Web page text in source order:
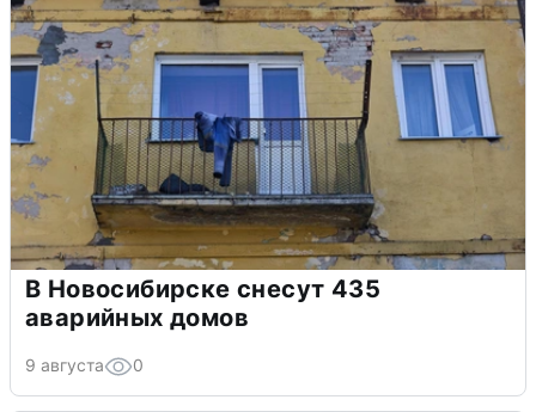
В Новосибирске снесут 435
аварийных домов
9 августа 0